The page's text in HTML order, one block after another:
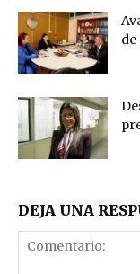
DEJA UNA